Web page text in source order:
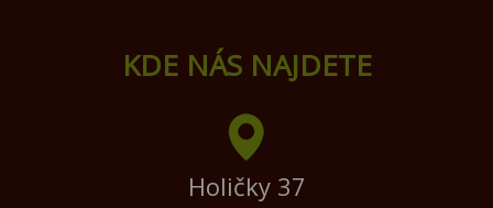
KDE NÁS NAJDETE
Holičky 37